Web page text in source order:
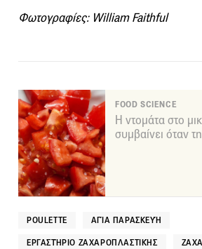
Φωτογραφίες: William Faithful
FOOD SCIENCE
Η ντομάτα στο
συμβαίνει όταν
POULETTE ΑΓΊΑ ΠΑΡΑΣΚΕΥΉ
ΕΡΓΑΣΤΉΡΙΟ ΖΑΧΑΡΟΠΛΑΣΤΙΚΉΣ